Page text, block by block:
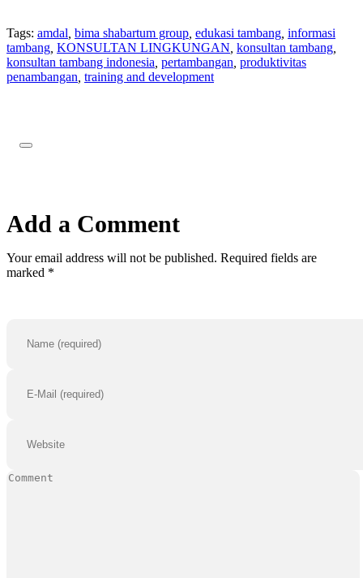
Tags: amdal bima shabartum group edukasi tambang informasi
tambang KONSULTAN LINGKUNGAN konsultan tambang
konsultan tambang indonesia pertambangan produktivitas
penambangan training and development
Add a Comment
Your email address will not be published. Required fields are
marked *